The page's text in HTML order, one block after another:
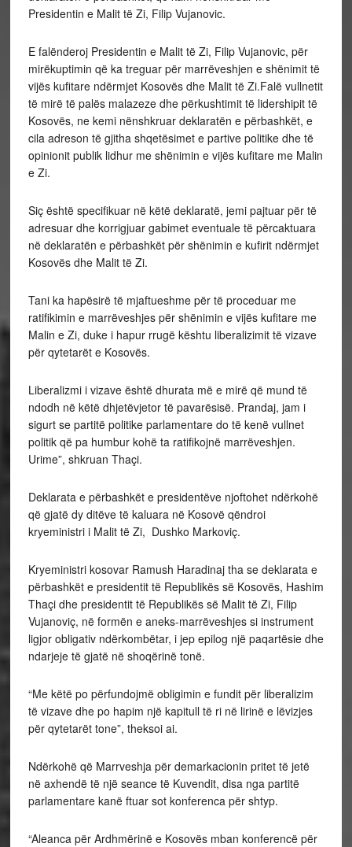
Presidentin e Malit të Zi, Filip Vujanovic.
E falënderoj Presidentin e Malit të Zi, Filip Vujanovic, për
mirëkuptimin që ka treguar për marrëveshjen e shënimit të
vijës kufitare ndërmjet Kosovës dhe Malit të Zi.Falë vullnetit
të mirë të palës malazeze dhe përkushtimit të lidershipit të
Kosovës, ne kemi nënshkruar deklaratën e përbashkët, e
cila adreson të gjitha shqetësimet e partive politike dhe të
opinionit publik lidhur me shënimin e vijës kufitare me Malin
e Zi.
Siç është specifikuar në këtë deklaratë, jemi pajtuar për të
adresuar dhe korrigjuar gabimet eventuale të përcaktuara
në deklaratën e përbashkët për shënimin e kufirit ndërmjet
Kosovës dhe Malit të Zi.
Tani ka hapësirë të mjaftueshme për të proceduar me
ratifikimin e marrëveshjes për shënimin e vijës kufitare me
Malin e Zi, duke i hapur rrugë kështu liberalizimit të vizave
për qytetarët e Kosovës.
Liberalizmi i vizave është dhurata më e mirë që mund të
ndodh në këtë dhjetëvjetor të pavarësisë. Prandaj, jam i
sigurt se partitë politike parlamentare do të kenë vullnet
politik që pa humbur kohë ta ratifikojnë marrëveshjen.
Urime”, shkruan Thaçi.
Deklarata e përbashkët e presidentëve njoftohet ndërkohë
që gjatë dy ditëve të kaluara në Kosovë qëndroi
kryeministri i Malit të Zi, Dushko Markoviç.
Kryeministri kosovar Ramush Haradinaj tha se deklarata e
përbashkët e presidentit të Republikës së Kosovës, Hashim
Thaçi dhe presidentit të Republikës së Malit të Zi, Filip
Vujanoviç, në formën e aneks-marrëveshjes si instrument
ligjor obligativ ndërkombëtar, i jep epilog një paqartësie dhe
ndarjeje të gjatë në shoqërinë tonë.
“Me këtë po përfundojmë obligimin e fundit për liberalizim
të vizave dhe po hapim një kapitull të ri në lirinë e lëvizjes
për qytetarët tone”, theksoi ai.
Ndërkohë që Marrveshja për demarkacionin pritet të jetë
në axhendë të një seance të Kuvendit, disa nga partitë
parlamentare kanë ftuar sot konferenca për shtyp.
“Aleanca për Ardhmërinë e Kosovës mban konferencë për